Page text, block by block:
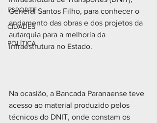
ESPORTE
CIDADES
POLÍTICA
General Santos Filho, para conhecer o
andamento das obras e dos projetos da
autarquia para a melhoria da
infraestrutura no Estado.
Na ocasião, a Bancada Paranaense teve
acesso ao material produzido pelos
técnicos do DNIT, onde constam os